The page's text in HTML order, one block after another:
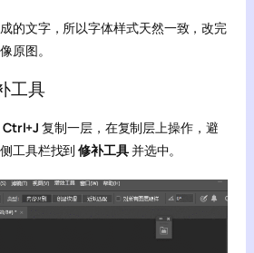
的文字，所以字体样式天然一致，改完
原图。
工具
Ctrl+J 复制一层，在复制层上操作，避
工具栏找到修补工具并选中。